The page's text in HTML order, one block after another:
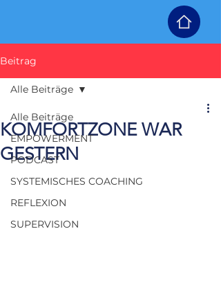
Beitrag
Alle Beiträge
EMPOWERMENT
PODCAST
SYSTEMISCHES COACHING
REFLEXION
SUPERVISION
Alle Beiträge
KOMFORTZONE WAR
GESTERN